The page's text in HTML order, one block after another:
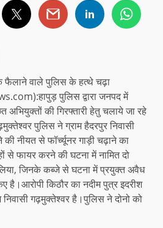
फैलाने वाले पुलिस के हत्थे चढ़ा
पुलिस द्वारा जनपद में
अभियुक्तों की गिरफ्तारी हेतु चलाये जा रहे
पुलिस ने ग्राम हैदरपुर निवासी
नीयत से फॉर्च्यूनर गाड़ी चढ़ाने का
फायर करने की घटना में नामित दो
जिनके कब्जे से घटना में प्रयुक्त अवैध
है।आरोपी किठौर का नदीम पुत्र इदरीश
गढ़मुक्तेश्वर है।पुलिस ने दोनो को